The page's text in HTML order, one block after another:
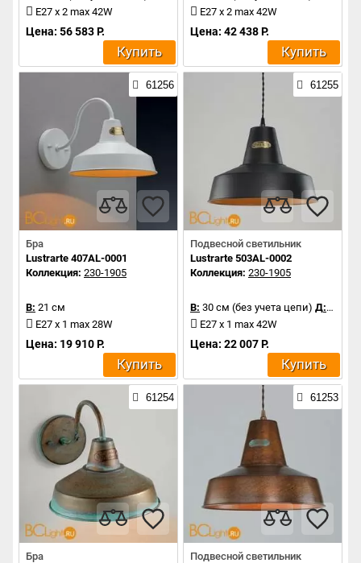
E27 x 2 max 42W
Цена: 56 583 Р.
Купить
E27 x 2 max 42W
Цена: 42 438 Р.
Купить
61256
Бра
Lustrarte 407AL-0001
Коллекция: 230-1905
В: 21 см
E27 x 1 max 28W
Цена: 19 910 Р.
Купить
61255
Подвесной светильник
Lustrarte 503AL-0002
Коллекция: 230-1905
В: 30 см (без учета цепи) Д:36 см
E27 x 1 max 42W
Цена: 22 007 Р.
Купить
61254
Бра
61253
Подвесной светильник